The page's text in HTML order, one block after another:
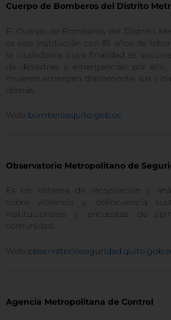
Cuerpo de Bomberos del Distrito
El Cuerpo de Bomberos del Distrito
es una institución con 81 años de
la ciudadanía, cuya finalidad es
de desastres y emergencias; por ello,
mujeres arriesgan diariamente sus
demás.
Web: bomberosquito.gob.ec
Observatorio Metropolitano de
Es un sistema de recopilación y
sobre violencia y delincuencia
institucionales y encuestas de
comunidad.
Web:
Agencia Metropolitana de Control